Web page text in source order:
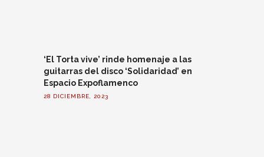
‘El Torta vive’ rinde homenaje a las
guitarras del disco ‘Solidaridad’ en
Espacio Expoflamenco
28 DICIEMBRE, 2023